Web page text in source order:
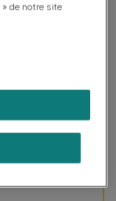
à mon
tests
allergènes
de notre site